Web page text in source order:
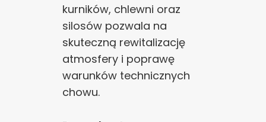
kurników, chlewni oraz
silosów pozwala na
skuteczną rewitalizację
atmosfery i poprawę
warunków technicznych
chowu.